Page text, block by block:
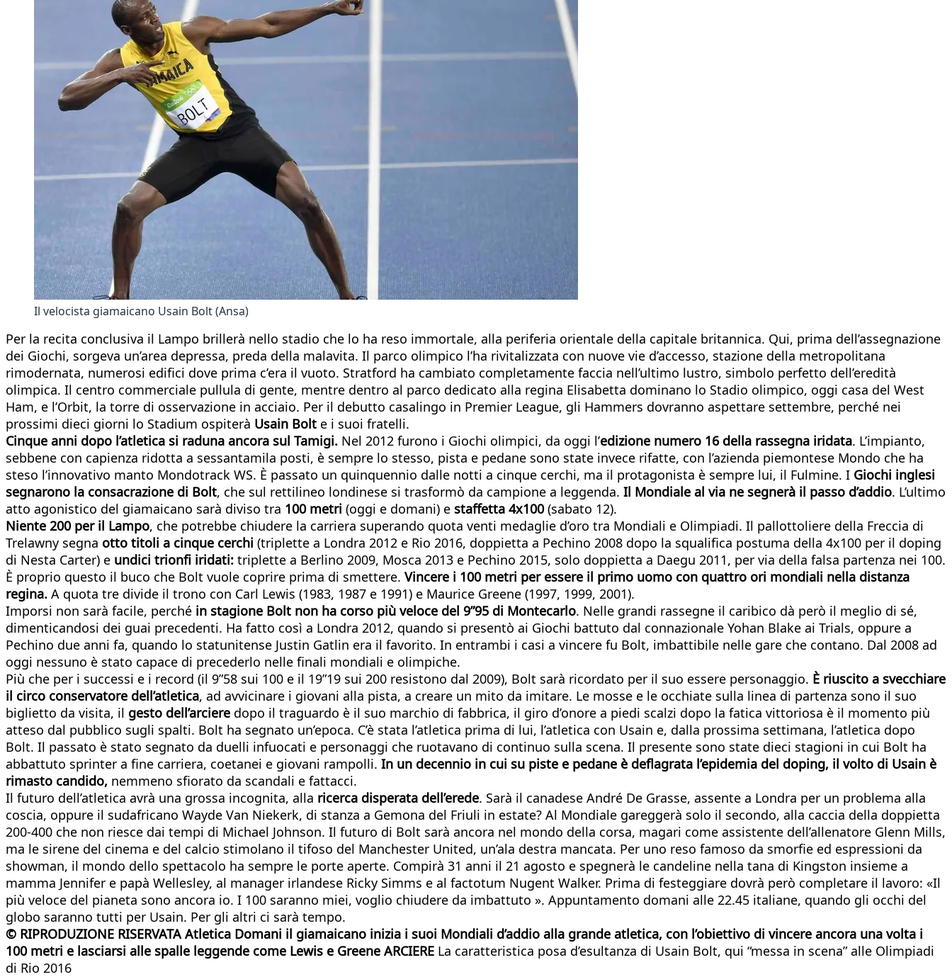
Il velocista giamaicano Usain Bolt (Ansa)
Per la recita conclusiva il Lampo brillerà nello stadio che lo ha reso immortale, alla periferia orientale della capitale britannica. Qui, prima dell’assegnazione
dei Giochi, sorgeva un’area depressa, preda della malavita. Il parco olimpico l’ha rivitalizzata con nuove vie d’accesso, stazione della metropolitana
rimodernata, numerosi edifici dove prima c’era il vuoto. Stratford ha cambiato completamente faccia nell’ultimo lustro, simbolo perfetto dell’eredità
olimpica. Il centro commerciale pullula di gente, mentre dentro al parco dedicato alla regina Elisabetta dominano lo Stadio olimpico, oggi casa del West
Ham, e l’Orbit, la torre di osservazione in acciaio. Per il debutto casalingo in Premier League, gli Hammers dovranno aspettare settembre, perché nei
prossimi dieci giorni lo Stadium ospiterà Usain Bolt e i suoi fratelli.
Cinque anni dopo l’atletica si raduna ancora sul Tamigi. Nel 2012 furono i Giochi olimpici, da oggi l’edizione numero 16 della rassegna iridata. L’impianto,
sebbene con capienza ridotta a sessantamila posti, è sempre lo stesso, pista e pedane sono state invece rifatte, con l’azienda piemontese Mondo che ha
steso l’innovativo manto Mondotrack WS. È passato un quinquennio dalle notti a cinque cerchi, ma il protagonista è sempre lui, il Fulmine. I Giochi inglesi
segnarono la consacrazione di Bolt, che sul rettilineo londinese si trasformò da campione a leggenda. Il Mondiale al via ne segnerà il passo d’addio. L’ultimo
atto agonistico del giamaicano sarà diviso tra 100 metri (oggi e domani) e staffetta 4x100(sabato 12).
Niente 200 per il Lampo, che potrebbe chiudere la carriera superando quota venti medaglie d’oro tra Mondiali e Olimpiadi. Il pallottoliere della Freccia di
Trelawny segna otto titoli a cinque cerchi (triplette a Londra 2012 e Rio 2016, doppietta a Pechino 2008 dopo la squalifica postuma della 4x100 per il doping
di Nesta Carter) e undici trionfi iridati: triplette a Berlino 2009, Mosca 2013 e Pechino 2015, solo doppietta a Daegu 2011, per via della falsa partenza nei 100.
È proprio questo il buco che Bolt vuole coprire prima di smettere. Vincere i 100 metri per essere il primo uomo con quattro ori mondiali nella distanza
regina. A quota tre divide il trono con Carl Lewis (1983, 1987 e 1991) e Maurice Greene (1997, 1999, 2001).
Imporsi non sarà facile, perché in stagione Bolt non ha corso più veloce del 9”95 di Montecarlo. Nelle grandi rassegne il caribico dà però il meglio di sé,
dimenticandosi dei guai precedenti. Ha fatto così a Londra 2012, quando si presentò ai Giochi battuto dal connazionale Yohan Blake ai Trials, oppure a
Pechino due anni fa, quando lo statunitense Justin Gatlin era il favorito. In entrambi i casi a vincere fu Bolt, imbattibile nelle gare che contano. Dal 2008 ad
oggi nessuno è stato capace di precederlo nelle finali mondiali e olimpiche.
Più che per i successi e i record (il 9”58 sui 100 e il 19”19 sui 200 resistono dal 2009), Bolt sarà ricordato per il suo essere personaggio. È riuscito a svecchiare
il circo conservatore dell’atletica, ad avvicinare i giovani alla pista, a creare un mito da imitare. Le mosse e le occhiate sulla linea di partenza sono il suo
biglietto da visita, il gesto dell’arciere dopo il traguardo è il suo marchio di fabbrica, il giro d’onore a piedi scalzi dopo la fatica vittoriosa è il momento più
atteso dal pubblico sugli spalti. Bolt ha segnato un’epoca. C’è stata l’atletica prima di lui, l’atletica con Usain e, dalla prossima settimana, l’atletica dopo
Bolt. Il passato è stato segnato da duelli infuocati e personaggi che ruotavano di continuo sulla scena. Il presente sono state dieci stagioni in cui Bolt ha
abbattuto sprinter a fine carriera, coetanei e giovani rampolli. In un decennio in cui su piste e pedane è deflagrata l’epidemia del doping, il volto di Usain è
rimasto candido, nemmeno sfiorato da scandali e fattacci.
Il futuro dell’atletica avrà una grossa incognita, alla ricerca disperata dell’erede. Sarà il canadese André De Grasse, assente a Londra per un problema alla
coscia, oppure il sudafricano Wayde Van Niekerk, di stanza a Gemona del Friuli in estate? Al Mondiale gareggerà solo il secondo, alla caccia della doppietta
200-400 che non riesce dai tempi di Michael Johnson. Il futuro di Bolt sarà ancora nel mondo della corsa, magari come assistente dell’allenatore Glenn Mills,
ma le sirene del cinema e del calcio stimolano il tifoso del Manchester United, un’ala destra mancata. Per uno reso famoso da smorfie ed espressioni da
showman, il mondo dello spettacolo ha sempre le porte aperte. Compirà 31 anni il 21 agosto e spegnerà le candeline nella tana di Kingston insieme a
mamma Jennifer e papà Wellesley, al manager irlandese Ricky Simms e al factotum Nugent Walker. Prima di festeggiare dovrà però completare il lavoro: «Il
più veloce del pianeta sono ancora io. I 100 saranno miei, voglio chiudere da imbattuto ». Appuntamento domani alle 22.45 italiane, quando gli occhi del
globo saranno tutti per Usain. Per gli altri ci sarà tempo.
© RIPRODUZIONE RISERVATA Atletica Domani il giamaicano inizia i suoi Mondiali d’addio alla grande atletica, con l’obiettivo di vincere ancora una volta i
100 metri e lasciarsi alle spalle leggende come Lewis e Greene ARCIERE La caratteristica posa d’esultanza di Usain Bolt, qui “messa in scena” alle Olimpiadi
di Rio 2016